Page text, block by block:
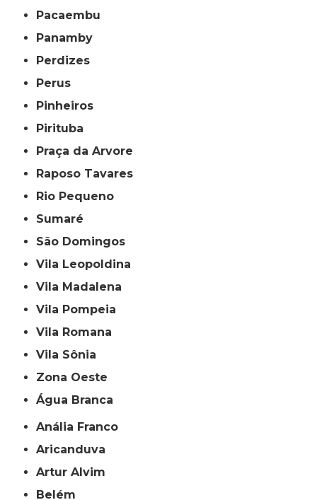
Pacaembu
Panamby
Perdizes
Perus
Pinheiros
Pirituba
Praça da Arvore
Raposo Tavares
Rio Pequeno
Sumaré
São Domingos
Vila Leopoldina
Vila Madalena
Vila Pompeia
Vila Romana
Vila Sônia
Zona Oeste
Água Branca
Anália Franco
Aricanduva
Artur Alvim
Belém